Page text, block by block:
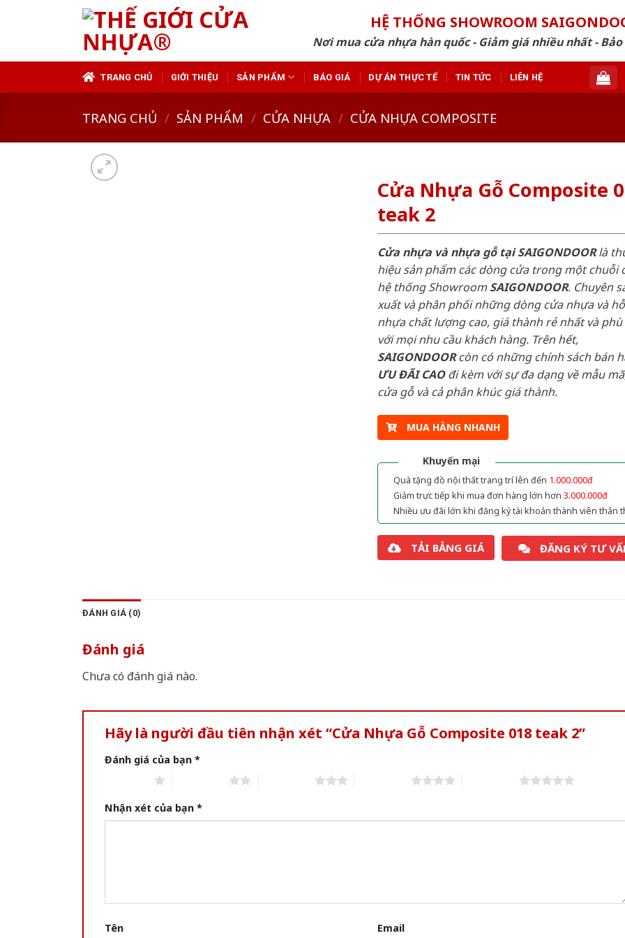
HỆ THỐNG SHOWROOM
Nơi mua cửa nhựa hàn quốc - Giảm giá nhiều nhất -
TRANG CHỦ GIỚI THIỆU SẢN PHẨM BÁO GIÁ DỰ ÁN THỰC TẾ TIN TỨC LIÊN HỆ
TRANG CHỦ / SẢN PHẨM / CỬA NHỰA / CỬA NHỰA COMPOSITE
Cửa Nhựa Gỗ Composite
teak 2
Cửa nhựa và nhựa gỗ tại SAIGONDOORlà
hiệu sản phẩm các dòng cửa trong một chuỗi
hệ thống ShowroomSAIGONDOOR. Chuyên
xuất và phân phối những dòng cửa nhựa và
nhựa chất lượng cao, giá thành rẻ nhất và
với mọi nhu cầu khách hàng. Trên hết,
SAIGONDOORcòn có những chính sách bán
ƯU ĐÃI CAOđi kèm với sự đa dạng về mẫu
cửa gỗ và cả phân khúc giá thành.
MUA HÀNG NHANH
Khuyến mại
Quà tặng đồ nội thất trang trí lên đến 1.000.000đ
Giảm trực tiếp khi mua đơn hàng lớn hơn 3.000.000đ
Nhiều ưu đãi lớn khi đăng ký tài khoản thành viên thân
TẢI BẢNG GIÁ ĐĂNG KÝ TƯ
ĐÁNH GIÁ (0)
Đánh giá
Chưa có đánh giá nào.
Hãy là người đầu tiên nhận xét “Cửa Nhựa Gỗ Composite 018 teak 2”
Đánh giá của bạn *
Nhận xét của bạn *
Tên Email